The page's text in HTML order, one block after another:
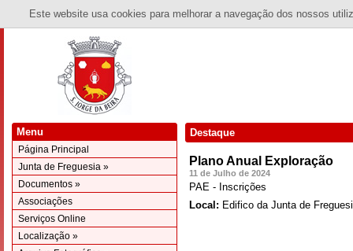
Este website usa cookies para melhorar a navegação dos nossos
Menu
Página Principal
Junta de Freguesia »
Documentos »
Associações
Serviços Online
Localização »
Destaque
Plano Anual Exploração
11 de Julho de 2024
PAE - Inscrições
Local: Edifico da Junta de